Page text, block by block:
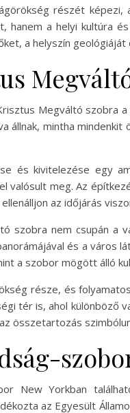
részét képezi,
hanem a helyi kultúra
a helyszín geológiáját
Megváltó szobra
állnak, mintha
és kivitelezése egy
valósult meg. Az
az időjárás
szobra nem csupán a
és a város
a szobor mögött álló
része, és
tér is, ahol különböző
összetartozás
New Yorkban
az Egyesült